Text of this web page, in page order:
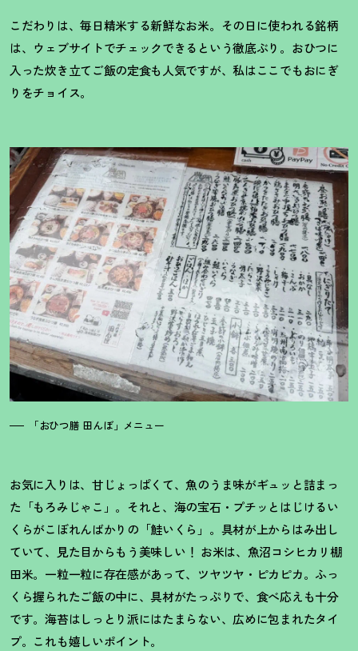
こだわりは、毎日精米する新鮮なお米。その日に使われる銘柄
は、ウェブサイトでチェックできるという徹底ぶり。おひつに
入った炊き立てご飯の定食も人気ですが、私はここでもおにぎ
りをチョイス。
「おひつ膳 田んぼ」メニュー
お気に入りは、甘じょっぱくて、魚のうま味がギュッと詰まっ
た「もろみじゃこ」。それと、海の宝石・プチッとはじけるい
くらがこぼれんばかりの「鮭いくら」。具材が上からはみ出し
ていて、見た目からもう美味しい ！ お米は、魚沼コシヒカリ棚
田米。一粒一粒に存在感があって、ツヤツヤ・ピカピカ。ふっ
くら握られたご飯の中に、具材がたっぷりで、食べ応えも十分
です。海苔はしっとり派にはたまらない、広めに包まれたタイ
プ。これも嬉しいポイント。